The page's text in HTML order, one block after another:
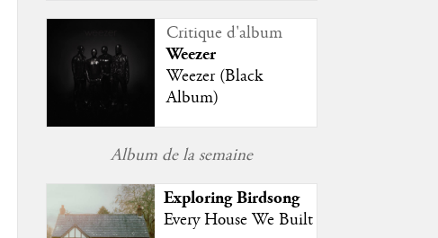
Critique d'album
Weezer
Weezer (Black
Album)
Album de la semaine
Exploring Birdsong
Every House We Built